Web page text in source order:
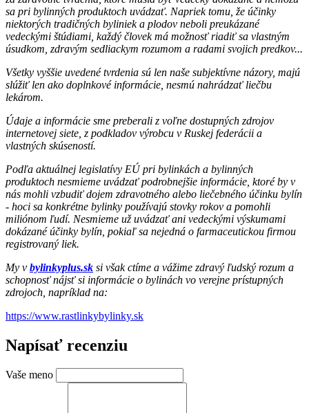
sa pri bylinných produktoch uvádzať. Napriek tomu, že účinky
niektorých tradičných byliniek a plodov neboli preukázané
vedeckými štúdiami, každý človek má možnosť riadiť sa vlastným
úsudkom, zdravým sedliackym rozumom a radami svojich predkov...
Všetky vyššie uvedené tvrdenia sú len naše subjektívne názory, majú
slúžiť len ako doplnkové informácie, nesmú nahrádzať liečbu
lekárom.
Údaje a informácie sme preberali z voľne dostupných zdrojov
internetovej siete, z podkladov výrobcu v Ruskej federácii a
vlastných skúseností.
Podľa aktuálnej legislatívy EÚ pri bylinkách a bylinných
produktoch nesmieme uvádzať podrobnejšie informácie, ktoré by v
nás mohli vzbudiť dojem zdravotného alebo liečebného účinku bylín
- hoci sa konkrétne bylinky používajú stovky rokov a pomohli
miliónom ľudí. Nesmieme už uvádzať ani vedeckými výskumami
dokázané účinky bylín, pokiaľ sa nejedná o farmaceutickou firmou
registrovaný liek.
My v bylinkyplus.sk si však ctíme a vážime zdravý ľudský rozum a
schopnosť nájsť si informácie o bylinách vo verejne prístupných
zdrojoch, napríklad na:
https://www.rastlinkybylinky.sk
Napísať recenziu
Vaše meno